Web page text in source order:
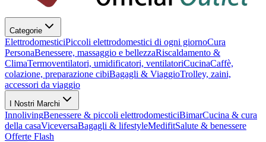
Categorie
ElettrodomesticiPiccoli elettrodomestici di ogni giornoCura
PersonaBenessere, massaggio e bellezzaRiscaldamento &
ClimaTermoventilatori, umidificatori, ventilatoriCucinaCaffè,
colazione, preparazione cibiBagagli & ViaggioTrolley, zaini,
accessori da viaggio
I Nostri Marchi
InnolivingBenessere & piccoli elettrodomesticiBimarCucina & cura
della casaViceversaBagagli & lifestyleMedifitSalute & benessere
Offerte Flash